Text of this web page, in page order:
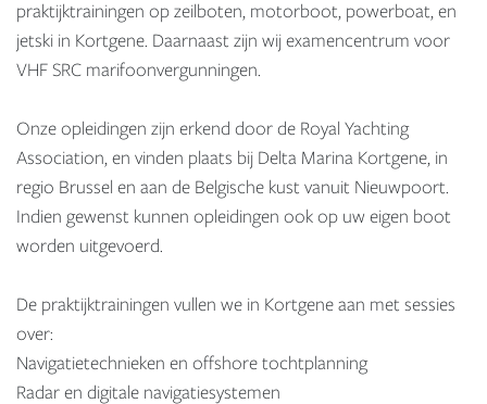
praktijktrainingen op zeilboten, motorboot, powerboat, en
jetski in Kortgene. Daarnaast zijn wij examencentrum voor
VHF SRC marifoonvergunningen.
Onze opleidingen zijn erkend door de Royal Yachting
Association, en vinden plaats bij Delta Marina Kortgene, in
regio Brussel en aan de Belgische kust vanuit Nieuwpoort.
Indien gewenst kunnen opleidingen ook op uw eigen boot
worden uitgevoerd.
De praktijktrainingen vullen we in Kortgene aan met sessies
over:
Navigatietechnieken en offshore tochtplanning
Radar en digitale navigatiesystemen